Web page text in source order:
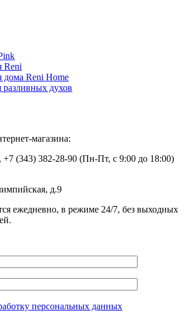
Reni
дома Reni Home
духов
магазина:
+7 (343) 382-28-90 (Пн-Пт, с 9:00 до 18:00)
д.9
ежедневно, в режиме 24/7, без выходных
персональных данных